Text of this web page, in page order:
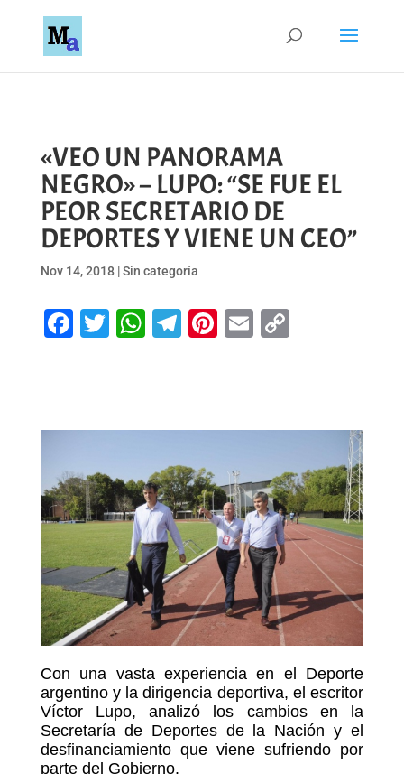
«VEO UN PANORAMA
NEGRO» – LUPO: “SE FUE EL
PEOR SECRETARIO DE
DEPORTES Y VIENE UN CEO”
Nov 14, 2018|Sin categoría
Facebook
Twitter
WhatsApp
Telegram
Pinterest
EmailCopy
Con una vasta experiencia en el Deporte
argentino y la dirigencia deportiva, el escritor
Víctor Lupo, analizó los cambios en la
Secretaría de Deportes de la Nación y el
desfinanciamiento que viene sufriendo por
parte del Gobierno.